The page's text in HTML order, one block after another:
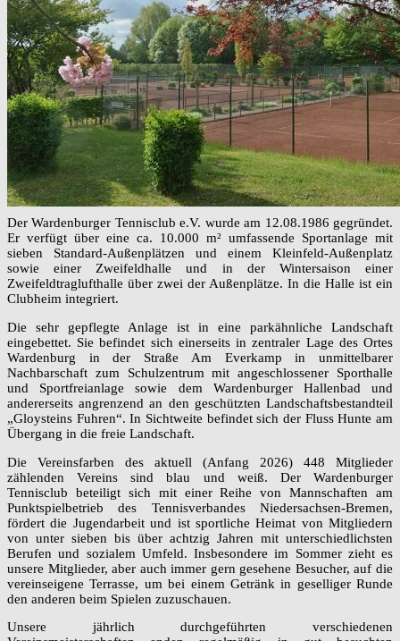
Der Wardenburger Tennisclub e.V. wurde am 12.08.1986 gegründet.
Er verfügt über eine ca. 10.000 m² umfassende Sportanlage mit
sieben Standard-Außenplätzen und einem Kleinfeld-Außenplatz
sowie einer Zweifeldhalle und in der Wintersaison einer
Zweifeldtraglufthalle über zwei der Außenplätze. In die Halle ist ein
Clubheim integriert.
Die sehr gepflegte Anlage ist in eine parkähnliche Landschaft
eingebettet. Sie befindet sich einerseits in zentraler Lage des Ortes
Wardenburg in der Straße Am Everkamp in unmittelbarer
Nachbarschaft zum Schulzentrum mit angeschlossener Sporthalle
und Sportfreianlage sowie dem Wardenburger Hallenbad und
andererseits angrenzend an den geschützten Landschaftsbestandteil
„Gloysteins Fuhren“. In Sichtweite befindet sich der Fluss Hunte am
Übergang in die freie Landschaft.
Die Vereinsfarben des aktuell (Anfang 2026) 448 Mitglieder
zählenden Vereins sind blau und weiß. Der Wardenburger
Tennisclub beteiligt sich mit einer Reihe von Mannschaften am
Punktspielbetrieb des Tennisverbandes Niedersachsen-Bremen,
fördert die Jugendarbeit und ist sportliche Heimat von Mitgliedern
von unter sieben bis über achtzig Jahren mit unterschiedlichsten
Berufen und sozialem Umfeld. Insbesondere im Sommer zieht es
unsere Mitglieder, aber auch immer gern gesehene Besucher, auf die
vereinseigene Terrasse, um bei einem Getränk in geselliger Runde
den anderen beim Spielen zuzuschauen.
Unsere jährlich durchgeführten verschiedenen